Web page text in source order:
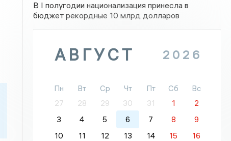
В I полугодии национализация принесла в
бюджет рекордные 10 млрд долларов
АВГУСТ 2026
Пн Вт Ср Чт Пт Сб
Вс
27
28 29 30 31 1
2
3
4 5 6 7 8
9
10
11 12 13 14 15
16